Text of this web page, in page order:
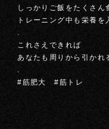
しっかりご飯をたくさん
トレーニング中も栄養
.
これさえできれば
あなたも周りから引かれ
.
#筋肥大 #筋トレ